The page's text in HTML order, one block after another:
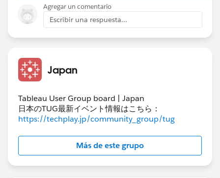
ワークブックを添付しておりますので、詳細はそちらを
Agregar un comentario
Escribir una respuesta...
Japan
Tableau User Group board | Japan
日本のTUG最新イベント情報はこちら：
https://techplay.jp/community_group/tug
Más de este grupo